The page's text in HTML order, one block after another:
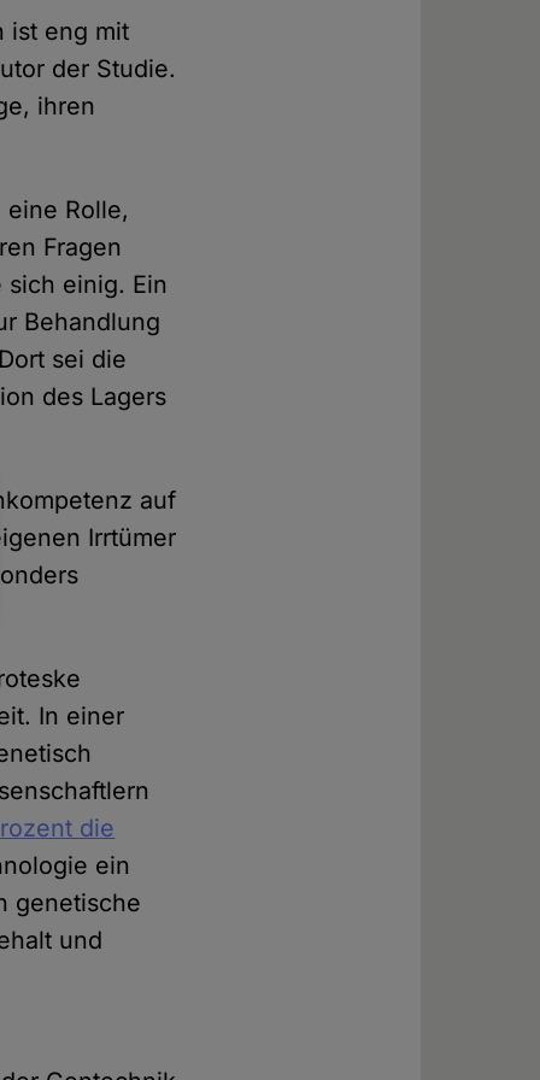
ist eng mit
der Studie.
ihren
Rolle,
Fragen
einig. Ein
Behandlung
sei die
des Lagers
auf
Irrtümer
In einer
die
ein
genetische
und